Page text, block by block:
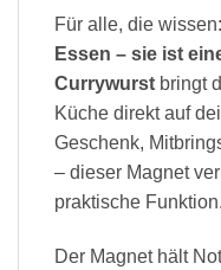
Für alle, die wissen:
Essen – sie ist
Currywurst bringt
Küche direkt auf
Geschenk,
– dieser Magnet
praktische Funktion.
Der Magnet hält